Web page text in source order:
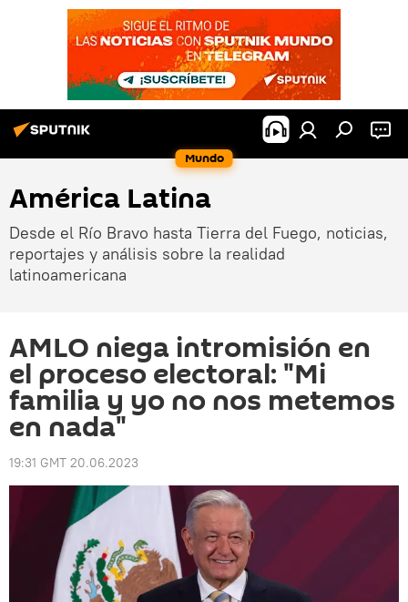
Mundo
América Latina
Desde el Río Bravo hasta Tierra del Fuego, noticias,
reportajes y análisis sobre la realidad
latinoamericana
AMLO niega intromisión en
el proceso electoral: "Mi
familia y yo no nos metemos
en nada"
19:31 GMT 20.06.2023